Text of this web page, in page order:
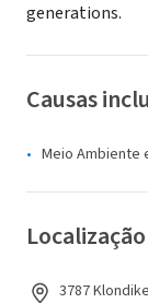
generations.
Causas
Meio Ambiente
Localização
3787